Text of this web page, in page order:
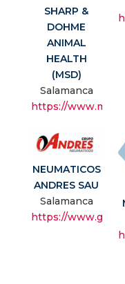
SHARP &
DOHME
ANIMAL
HEALTH
(MSD)
Salamanca
https://
NEUMATICOS
ANDRES SAU
Salamanca
https://